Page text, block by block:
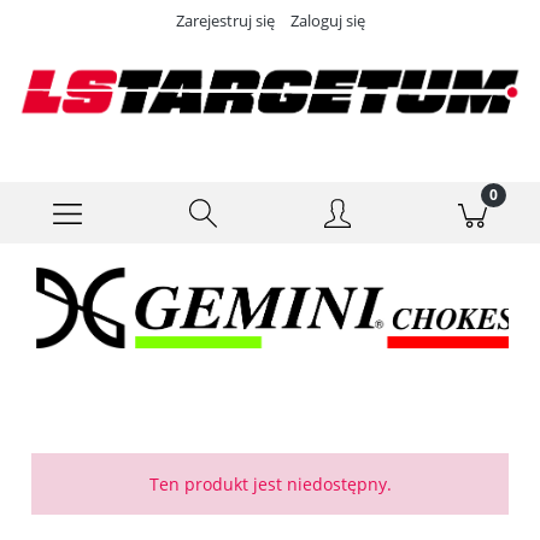
Zarejestruj się Zaloguj się
Ten produkt jest niedostępny.